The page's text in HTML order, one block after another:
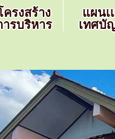
ครงสร้าง
ารบริหาร
แผนเ
เทศบั